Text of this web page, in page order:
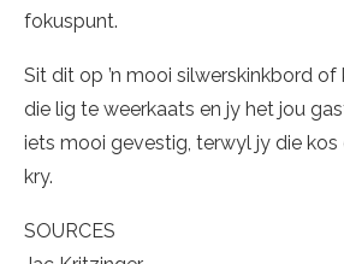
fokuspunt.
Sit dit op ’n mooi silwerskinkbord
die lig te weerkaats en jy het jou
iets mooi gevestig, terwyl jy die
kry.
SOURCES